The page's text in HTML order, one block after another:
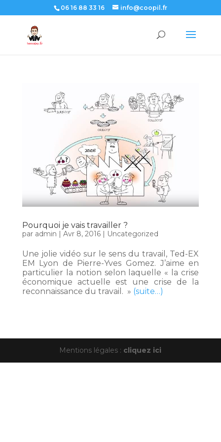
06 16 88 33 16 info@coopil.fr
Pourquoi je vais travailler ?
par admin | Avr 8, 2016| Uncategorized
Une jolie vidéo sur le sens du travail, Ted-EX
EM Lyon de Pierre-Yves Gomez. J’aime en
particulier la notion selon laquelle « la crise
économique actuelle est une crise de la
reconnaissance du travail. » (suite…)
Mentions légales : cliquez ici